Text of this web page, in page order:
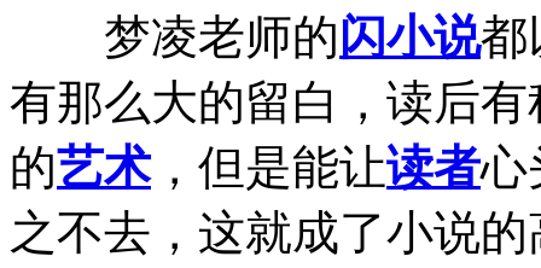
梦凌老师的闪小说都
有那么大的留白，读后
的艺术，但是能让读者心
之不去，这就成了小说